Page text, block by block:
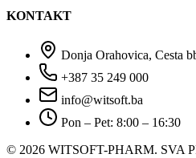
KONTAKT
Donja Orahovica, Cesta
+387 35 249 000
info@witsoft.ba
Pon – Pet: 8:00 – 16:30
© 2026 WITSOFT-PHARM. SVA